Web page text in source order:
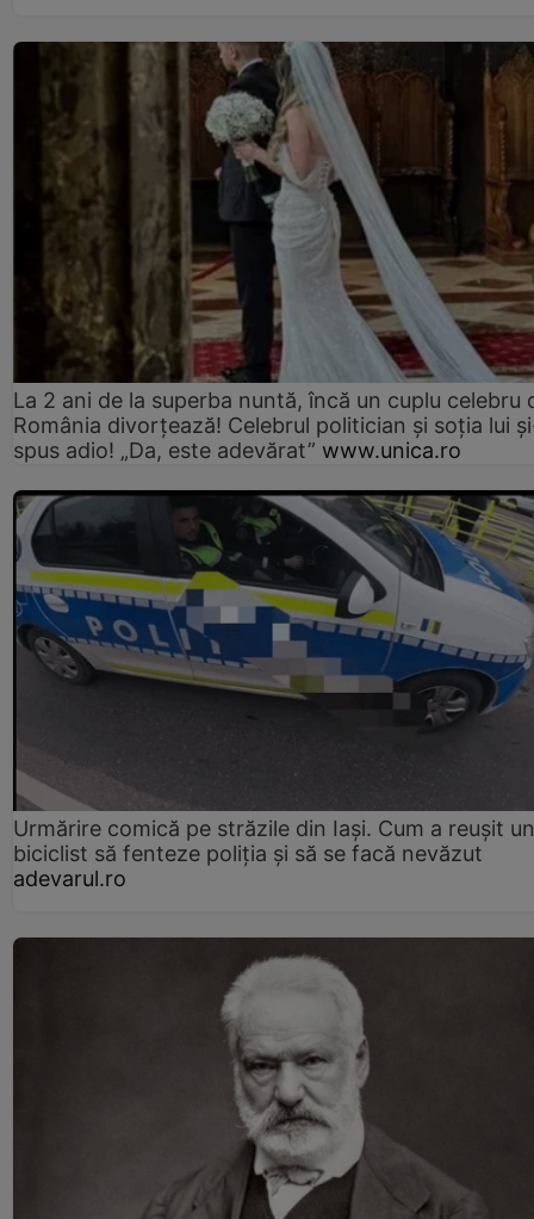
La 2 ani de la superba nuntă, încă un cuplu celebru
România divorțează! Celebrul politician și soția lui
spus adio! „Da, este adevărat” www.unica.ro
Urmărire comică pe străzile din Iași. Cum a reușit un
biciclist să fenteze poliția și să se facă nevăzut
adevarul.ro